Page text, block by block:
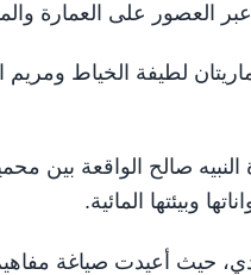
العصور على العمارة
لطيفة الخياط ومريم
النبيه صالح الواقعة بين
وبيئتها المائية.
حيث أعيدت صياغة